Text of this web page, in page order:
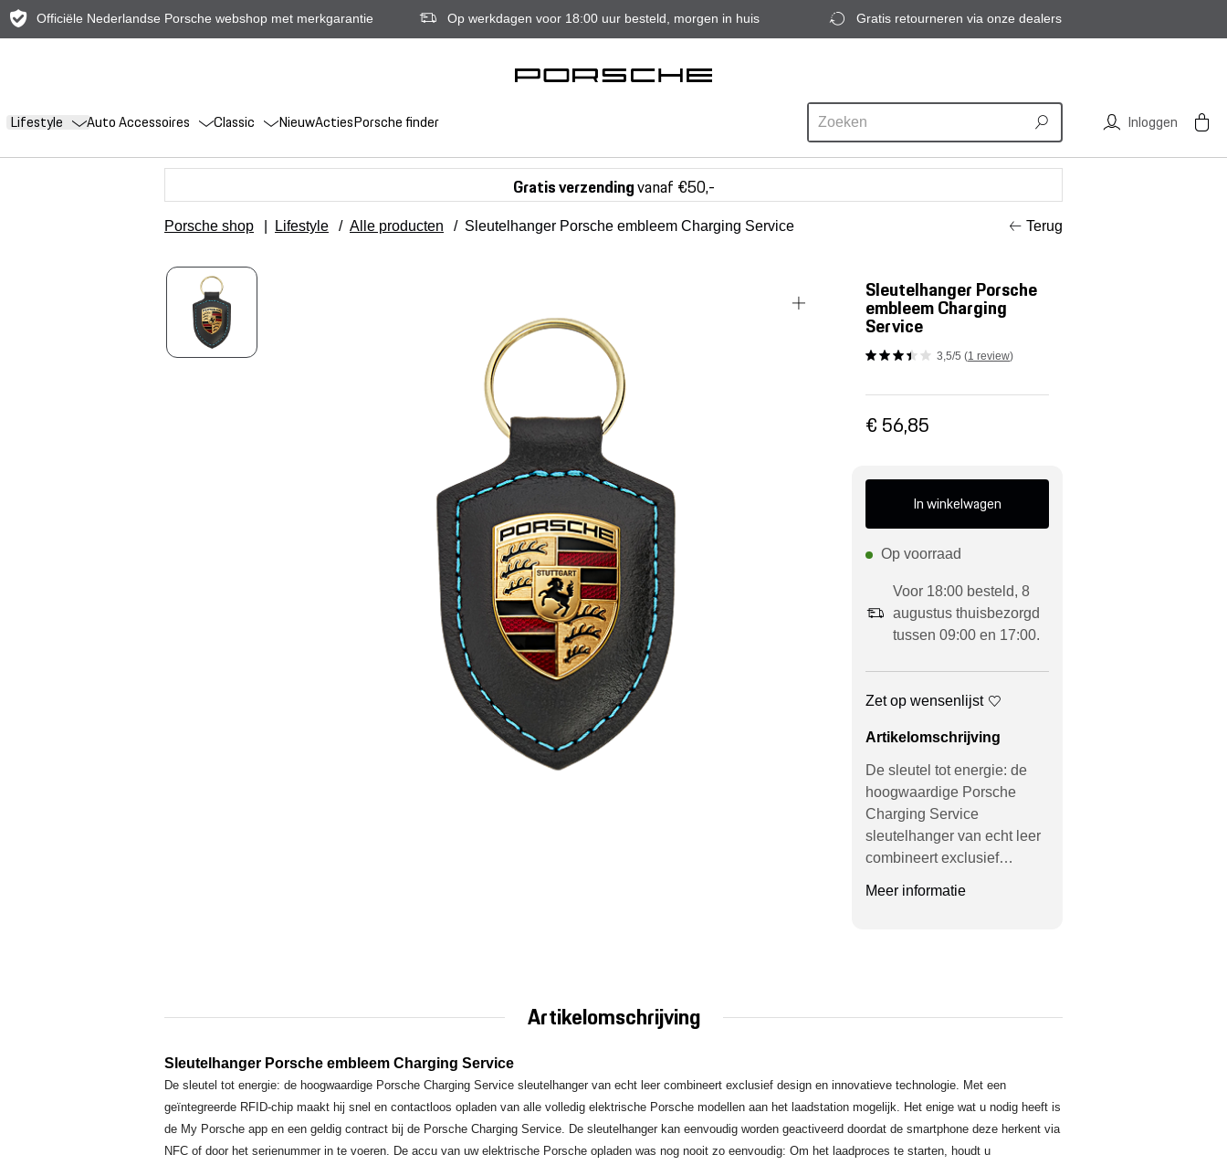
Officiële Nederlandse Porsche webshop met merkgarantie Op werkdagen voor 18:00 uur besteld, morgen in huis Gratis retourneren via onze dealers
Lifestyle Auto Accessoires Classic NieuwActiesPorsche finder Inloggen
Gratis verzendingvanaf €50,-
Porsche shop Lifestyle / Alle producten / Sleutelhanger Porsche embleem Charging Service Terug
Sleutelhanger Porsche
embleem Charging
Service
3,5/5 (1 review)
€ 56,85
In winkelwagen
Op voorraad
Voor 18:00 besteld, 8
augustus thuisbezorgd
tussen 09:00 en 17:00.
Zet op wensenlijst
Artikelomschrijving
De sleutel tot energie: de
hoogwaardige Porsche
Charging Service
sleutelhanger van echt leer
combineert exclusief…
Meer informatie
Artikelomschrijving
Sleutelhanger Porsche embleem Charging Service
De sleutel tot energie: de hoogwaardige Porsche Charging Service sleutelhanger van echt leer combineert exclusief design en innovatieve technologie. Met een
geïntegreerde RFID-chip maakt hij snel en contactloos opladen van alle volledig elektrische Porsche modellen aan het laadstation mogelijk. Het enige wat u nodig heeft is
de My Porsche app en een geldig contract bij de Porsche Charging Service. De sleutelhanger kan eenvoudig worden geactiveerd doordat de smartphone deze herkent via
NFC of door het serienummer in te voeren. De accu van uw elektrische Porsche opladen was nog nooit zo eenvoudig: Om het laadproces te starten, houdt u